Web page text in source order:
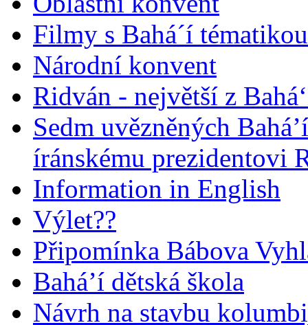
Filmy s Bahá´í
Národní konvent
Ridván - největší z
Sedm uvězněných
íránskému prezidentovi
Information in English
Výlet??
Připomínka Bábova
Bahá’í dětská škola
Návrh na stavbu